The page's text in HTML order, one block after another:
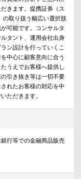
きます。提携証券（ス
の取り扱う幅広い選択肢
可能です。コンサルタ
タント、運用会社出身
ン設計を行っていくこ
中心に顧客意向に合う
うえでお客様へ提供し
引き抜き等は一切不要
れたお客様の対応を中
ただきます。
行等での金融商品販売